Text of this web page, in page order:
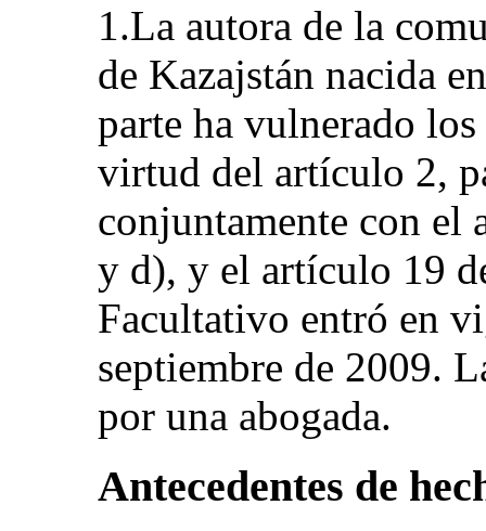
1.La autora de la
de Kazajstán nacida
parte ha vulnerado
virtud del artículo 2,
conjuntamente con el
y d), y el artículo 19
Facultativo entró en
septiembre de 2009.
por una abogada.
Antecedentes de